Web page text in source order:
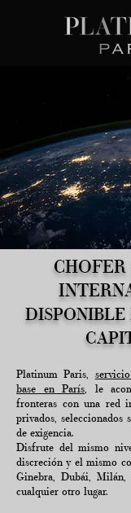
CHOFER
DISPONIBLE
Platinum Paris,
base en París, le
fronteras con una red
privados, seleccionados
de exigencia.
Disfrute del mismo
discreción y el mismo
Ginebra, Dubái, Milán,
cualquier otro lugar.